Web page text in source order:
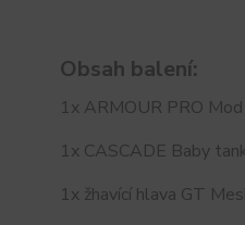
Obsah balení:
1x ARMOUR PRO Mod
1x CASCADE Baby
1x žhavící hlava GT